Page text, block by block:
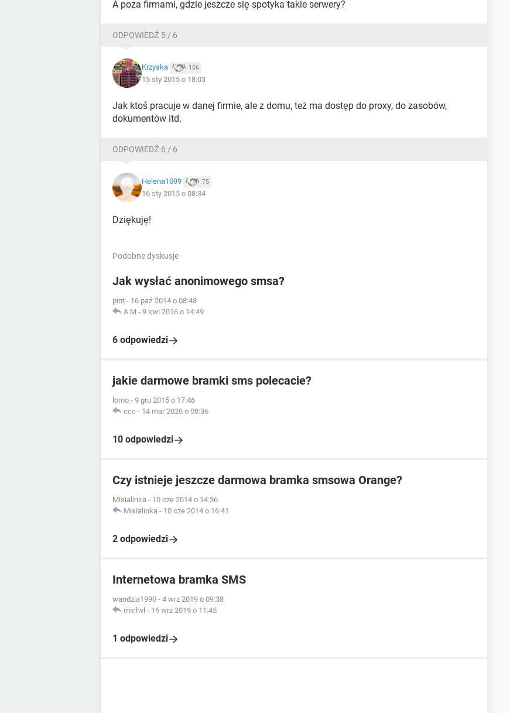
A poza firmami, gdzie jeszcze się spotyka takie serwery?
ODPOWIEDŹ 5 / 6
Krzyska 106
15 sty 2015 o 18:03
Jak ktoś pracuje w danej firmie, ale z domu, też ma dostęp do proxy, do zasobów,
dokumentów itd.
ODPOWIEDŹ 6 / 6
Helena1099 75
16 sty 2015 o 08:34
Dziękuję!
Podobne dyskusje
Jak wysłać anonimowego smsa?
pint - 16 paź 2014 o 08:48
A.M - 9 kwi 2016 o 14:49
6 odpowiedzi
jakie darmowe bramki sms polecacie?
lomo - 9 gru 2015 o 17:46
ccc - 14 mar 2020 o 08:36
10 odpowiedzi
Czy istnieje jeszcze darmowa bramka smsowa Orange?
Misialinka - 10 cze 2014 o 14:36
Misialinka - 10 cze 2014 o 16:41
2 odpowiedzi
Internetowa bramka SMS
wandzia1990 - 4 wrz 2019 o 09:38
michvl - 16 wrz 2019 o 11:45
1 odpowiedzi